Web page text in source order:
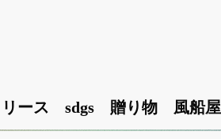
リース sdgs 贈り物 風船屋